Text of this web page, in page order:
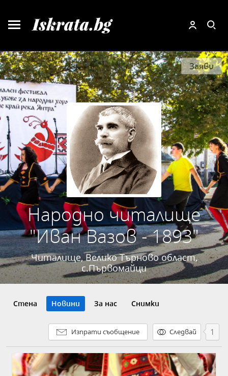
Народно читалище
"Иван Вазов - 1893"
Читалище, Велико Търново област,
с.Първомайци
Заяви
Стена Новини За нас Снимки
Следвай 1
Изпрати съобщение